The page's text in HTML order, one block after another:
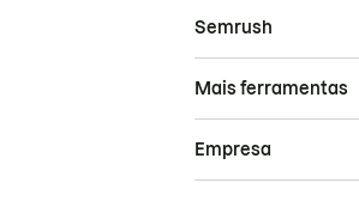
Semrush
Mais ferramentas
Empresa